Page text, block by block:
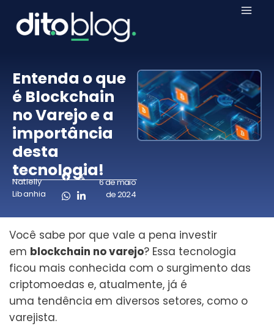
Entenda o que
é Blockchain
no Varejo e a
importância
desta
tecnologia!
Natielly
Libanhia
6 de maio
de 2024
Você sabe por que vale a pena investir
em blockchain no varejo? Essa tecnologia
ficou mais conhecida com o surgimento das
criptomoedas e, atualmente, já é
uma tendência em diversos setores, como o
varejista.